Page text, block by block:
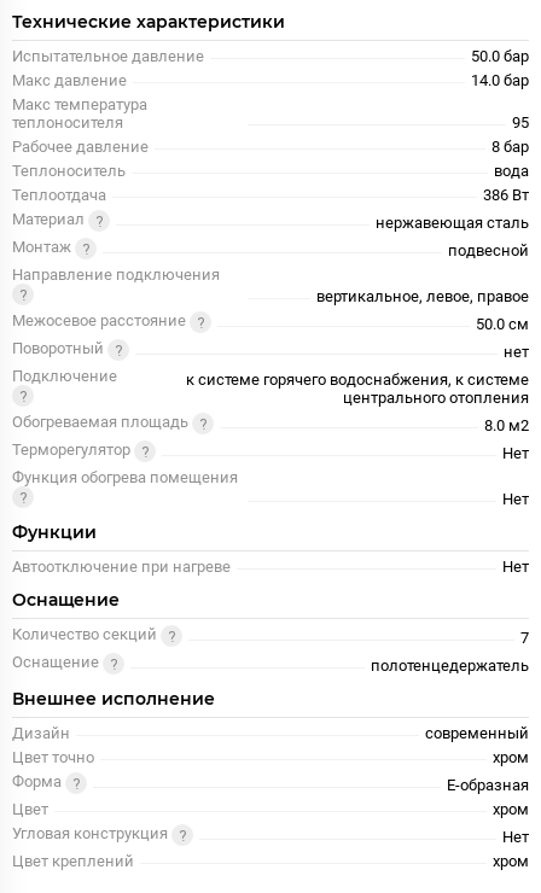
Технические характеристики
Испытательное давление
50.0 бар
Макс давление
14.0 бар
Макс температура
теплоносителя
95
Рабочее давление
8 бар
Теплоноситель
вода
Теплоотдача
386 Вт
Материал
нержавеющая сталь
Монтаж
подвесной
Направление подключения
вертикальное, левое, правое
Межосевое расстояние
50.0 см
Поворотный
нет
Подключение
к системе горячего водоснабжения, к системе
центрального отопления
Обогреваемая площадь
8.0 м2
Терморегулятор
Нет
Функция обогрева помещения
Нет
Функции
Автоотключение при нагреве Нет
Оснащение
Количество секций
7
Оснащение
полотенцедержатель
Внешнее исполнение
Дизайн
современный
Цвет точно
хром
Форма
E-образная
Цвет
хром
Угловая конструкция
Нет
Цвет креплений
хром